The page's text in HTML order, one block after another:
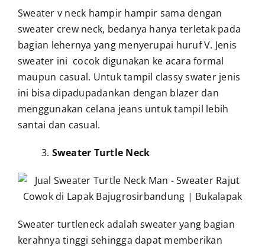
Sweater v neck hampir hampir sama dengan
sweater crew neck, bedanya hanya terletak pada
bagian lehernya yang menyerupai huruf V. Jenis
sweater ini cocok digunakan ke acara formal
maupun casual. Untuk tampil classy swater jenis
ini bisa dipadupadankan dengan blazer dan
menggunakan celana jeans untuk tampil lebih
santai dan casual.
3. Sweater Turtle Neck
Sweater turtleneck adalah sweater yang bagian
kerahnya tinggi sehingga dapat memberikan